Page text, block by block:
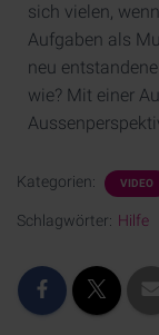
sich vielen,
Aufgaben als
neu
wie? Mit einer
Kategorien: VIDEO
Schlagwörter: Hilfe